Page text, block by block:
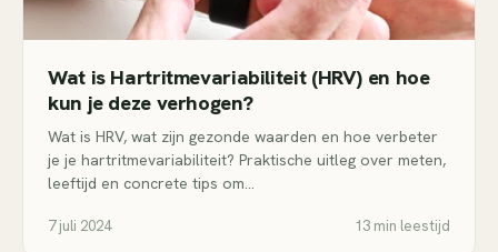
Wat is Hartritmevariabiliteit (HRV) en hoe
kun je deze verhogen?
Wat is HRV, wat zijn gezonde waarden en hoe verbeter
je je hartritmevariabiliteit? Praktische uitleg over meten,
leeftijd en concrete tips om…
7 juli 2024 13 min leestijd